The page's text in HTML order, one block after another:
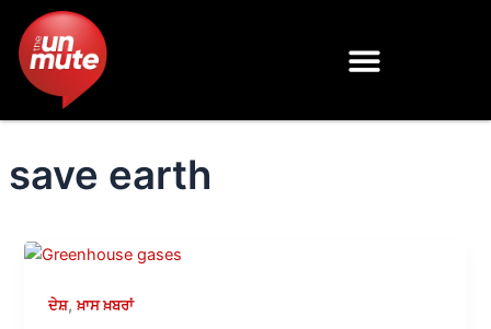
content
save earth
ਦੇਸ਼,ਖ਼ਾਸ ਖ਼ਬਰਾਂ